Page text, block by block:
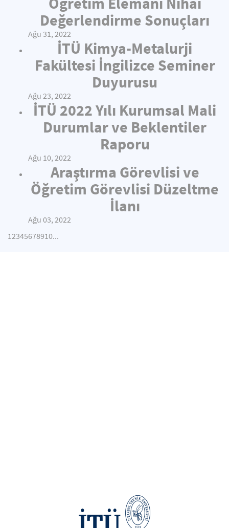
Değerlendirme Sonuçları
Ağu 31, 2022
İTÜ Kimya-Metalurji
Fakültesi İngilizce Seminer
Duyurusu
Ağu 23, 2022
İTÜ 2022 Yılı Kurumsal Mali
Durumlar ve Beklentiler
Raporu
Ağu 10, 2022
Araştırma Görevlisi ve
Öğretim Görevlisi Düzeltme
İlanı
Ağu 03, 2022
12345678910...